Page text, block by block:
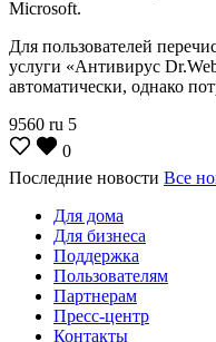
Microsoft.
Для пользователей
услуги «Антивирус
автоматически, однако
9560 ru 5
0
Последние новости Все
Для дома
Для бизнеса
Поддержка
Пользователям
Партнерам
Пресс-центр
Контакты